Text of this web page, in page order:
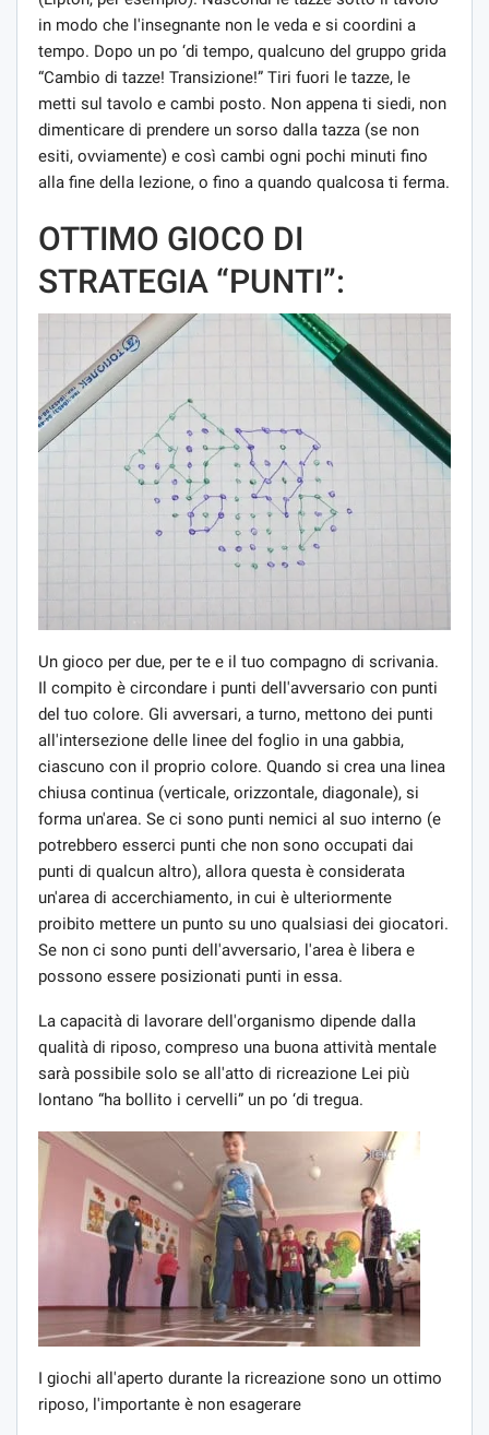
in modo che l'insegnante non le veda e si coordini a
tempo. Dopo un po ‘di tempo, qualcuno del gruppo grida
“Cambio di tazze! Transizione!” Tiri fuori le tazze, le
metti sul tavolo e cambi posto. Non appena ti siedi, non
dimenticare di prendere un sorso dalla tazza (se non
esiti, ovviamente) e così cambi ogni pochi minuti fino
alla fine della lezione, o fino a quando qualcosa ti ferma.
OTTIMO GIOCO DI
STRATEGIA “PUNTI”:
Un gioco per due, per te e il tuo compagno di scrivania.
Il compito è circondare i punti dell'avversario con punti
del tuo colore. Gli avversari, a turno, mettono dei punti
all'intersezione delle linee del foglio in una gabbia,
ciascuno con il proprio colore. Quando si crea una linea
chiusa continua (verticale, orizzontale, diagonale), si
forma un'area. Se ci sono punti nemici al suo interno (e
potrebbero esserci punti che non sono occupati dai
punti di qualcun altro), allora questa è considerata
un'area di accerchiamento, in cui è ulteriormente
proibito mettere un punto su uno qualsiasi dei giocatori.
Se non ci sono punti dell'avversario, l'area è libera e
possono essere posizionati punti in essa.
La capacità di lavorare dell'organismo dipende dalla
qualità di riposo, compreso una buona attività mentale
sarà possibile solo se all'atto di ricreazione Lei più
lontano “ha bollito i cervelli” un po ‘di tregua.
I giochi all'aperto durante la ricreazione sono un ottimo
riposo, l'importante è non esagerare